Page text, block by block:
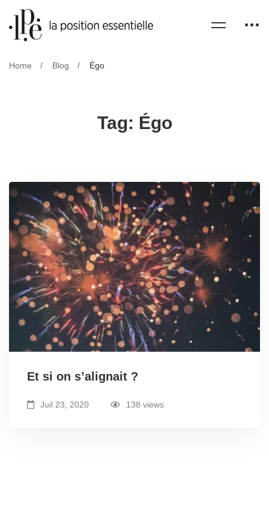
Tag: Égo
Home Blog Égo
Et si on s’alignait ?
Juil 23, 2020 138 views